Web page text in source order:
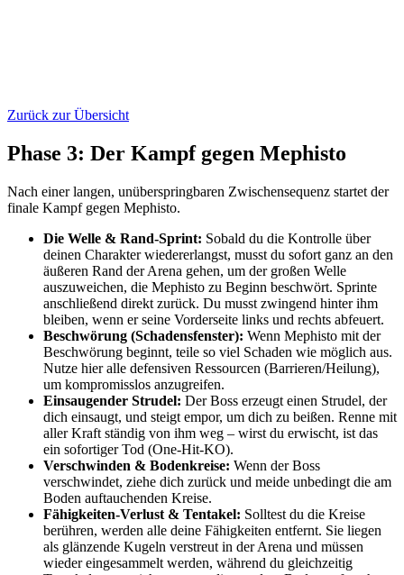
Zurück zur Übersicht
Phase 3: Der Kampf gegen Mephisto
Nach einer langen, unüberspringbaren Zwischensequenz startet der
finale Kampf gegen Mephisto.
Die Welle & Rand-Sprint: Sobald du die Kontrolle über
deinen Charakter wiedererlangst, musst du sofort ganz an den
äußeren Rand der Arena gehen, um der großen Welle
auszuweichen, die Mephisto zu Beginn beschwört. Sprinte
anschließend direkt zurück. Du musst zwingend hinter ihm
bleiben, wenn er seine Vorderseite links und rechts abfeuert.
Beschwörung (Schadensfenster): Wenn Mephisto mit der
Beschwörung beginnt, teile so viel Schaden wie möglich aus.
Nutze hier alle defensiven Ressourcen (Barrieren/Heilung),
um kompromisslos anzugreifen.
Einsaugender Strudel: Der Boss erzeugt einen Strudel, der
dich einsaugt, und steigt empor, um dich zu beißen. Renne mit
aller Kraft ständig von ihm weg – wirst du erwischt, ist das
ein sofortiger Tod (One-Hit-KO).
Verschwinden & Bodenkreise: Wenn der Boss
verschwindet, ziehe dich zurück und meide unbedingt die am
Boden auftauchenden Kreise.
Fähigkeiten-Verlust & Tentakel: Solltest du die Kreise
berühren, werden alle deine Fähigkeiten entfernt. Sie liegen
als glänzende Kugeln verstreut in der Arena und müssen
wieder eingesammelt werden, während du gleichzeitig